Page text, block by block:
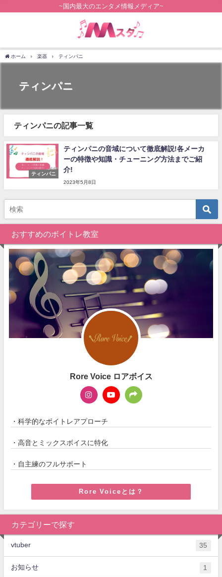
~国内最大のエンタメ情報メディア~
ホーム 楽器 ティンパニ
ティンパニ
ティンパニの記事一覧
ティンパニ
ティンパニの音域について徹底解説!各メーカ
ーの特徴や知識・チューニング方法までご紹
介!
2023年5月8日
おすすめのボイトレ教室
Rore Voice ロアボイス
・科学的なボイトレアプローチ
・高音とミックスボイスに特化
・自主練のフルサポート
Rore Voiceとは？
カテゴリーで探す
vtuber 35
お知らせ 1